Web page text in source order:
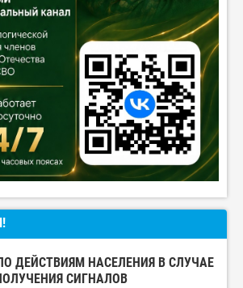
ДЕЙСТВИЯМ НАСЕЛЕНИЯ В СЛУЧАЕ
СИГНАЛОВ